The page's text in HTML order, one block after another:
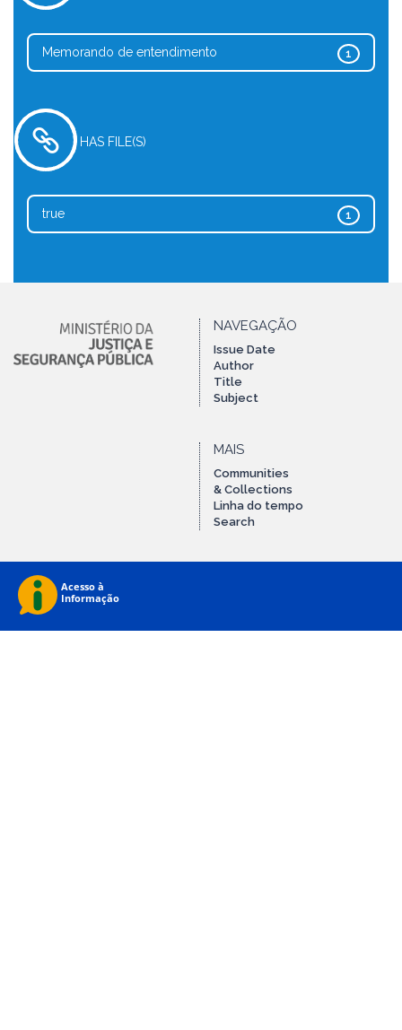
1
Memorando de entendimento
HAS FILE(S)
1
true
NAVEGAÇÃO
Issue Date
Author
Title
Subject
MAIS
Communities
& Collections
Linha do tempo
Search